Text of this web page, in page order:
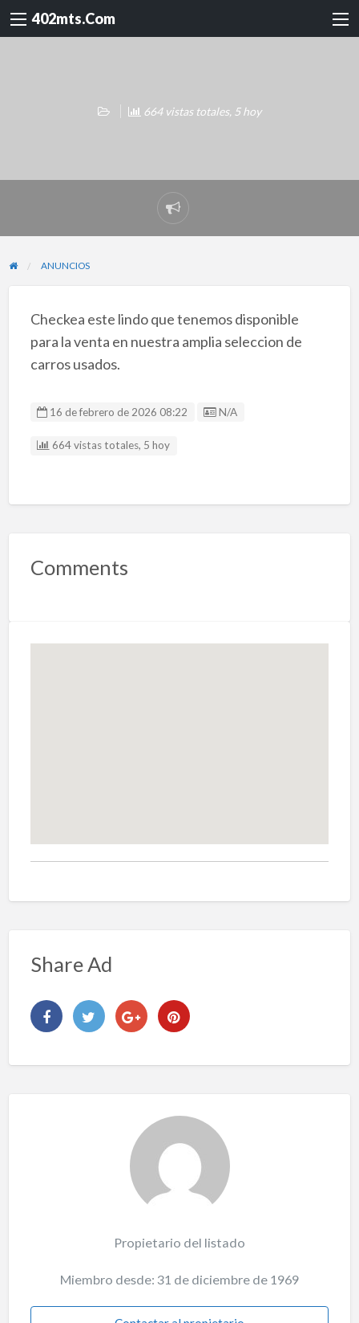
402mts.Com
664 vistas totales, 5 hoy
Reportar
problema
ANUNCIOS
Checkea este lindo que tenemos disponible
para la venta en nuestra amplia seleccion de
carros usados.
16 de febrero de 2026 08:22 Listing ID
N/A
664 vistas totales, 5 hoy
Comments
Share Ad
Propietario del listado
Miembro desde: 31 de diciembre de 1969